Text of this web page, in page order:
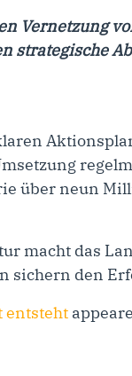
Vernetzung
strategische
über neun
macht das
den
entsteht